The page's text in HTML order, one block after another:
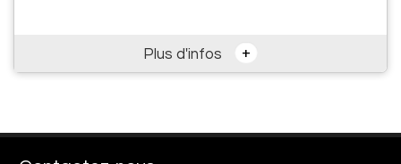
Plus d'infos +